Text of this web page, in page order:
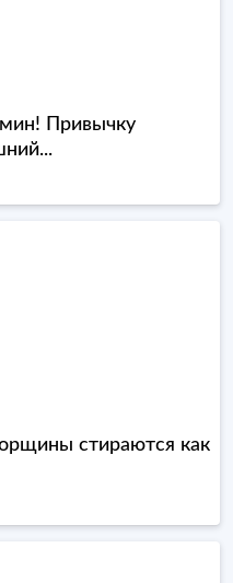
мин! Привычку
стираются как